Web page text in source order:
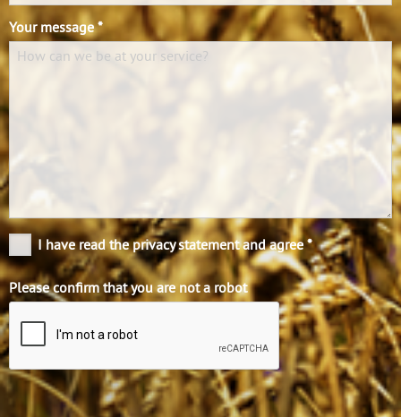
Your message *
I have read the privacy statement and agree *
Please confirm that you are not a robot